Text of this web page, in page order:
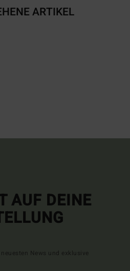
ARTIKEL
AUF DEINE
News und exklusive